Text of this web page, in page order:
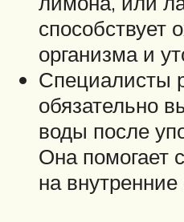
способствует
организма и
Специалисты
обязательно
воды после
Она помогает
на внутренние